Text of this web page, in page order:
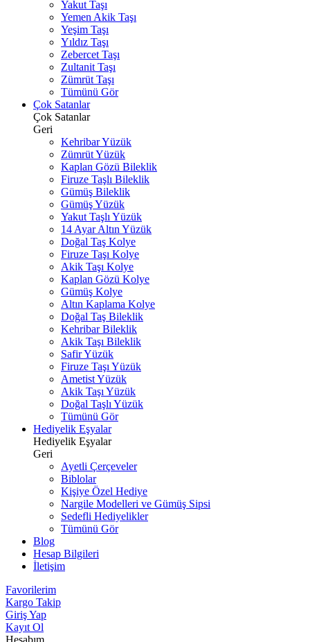
Yakut Taşı
Yemen Akik Taşı
Yeşim Taşı
Yıldız Taşı
Zebercet Taşı
Zultanit Taşı
Zümrüt Taşı
Tümünü Gör
Çok Satanlar
Çok Satanlar
Geri
Kehribar Yüzük
Zümrüt Yüzük
Kaplan Gözü Bileklik
Firuze Taşlı Bileklik
Gümüş Bileklik
Gümüş Yüzük
Yakut Taşlı Yüzük
14 Ayar Altın Yüzük
Doğal Taş Kolye
Firuze Taşı Kolye
Akik Taşı Kolye
Kaplan Gözü Kolye
Gümüş Kolye
Altın Kaplama Kolye
Doğal Taş Bileklik
Kehribar Bileklik
Akik Taşı Bileklik
Safir Yüzük
Firuze Taşı Yüzük
Ametist Yüzük
Akik Taşı Yüzük
Doğal Taşlı Yüzük
Tümünü Gör
Hediyelik Eşyalar
Hediyelik Eşyalar
Geri
Ayetli Çerçeveler
Biblolar
Kişiye Özel Hediye
Nargile Modelleri ve Gümüş Sipsi
Sedefli Hediyelikler
Tümünü Gör
Blog
Hesap Bilgileri
İletişim
Favorilerim
Kargo Takip
Giriş Yap
Kayıt Ol
Hesabım